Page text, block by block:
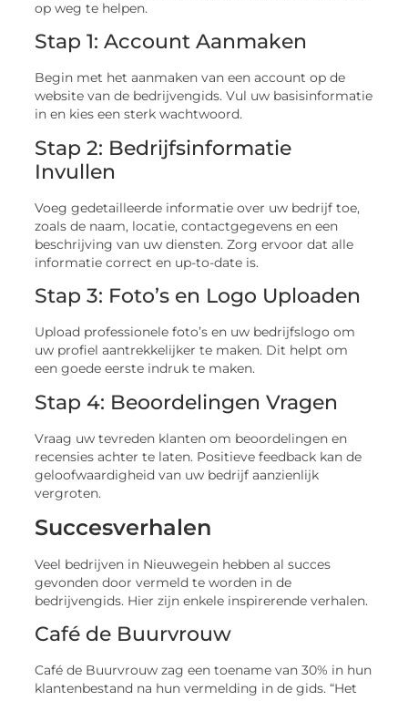
op weg te helpen.
Stap 1: Account Aanmaken
Begin met het aanmaken van een account op de
website van de bedrijvengids. Vul uw basisinformatie
in en kies een sterk wachtwoord.
Stap 2: Bedrijfsinformatie
Invullen
Voeg gedetailleerde informatie over uw bedrijf toe,
zoals de naam, locatie, contactgegevens en een
beschrijving van uw diensten. Zorg ervoor dat alle
informatie correct en up-to-date is.
Stap 3: Foto’s en Logo Uploaden
Upload professionele foto’s en uw bedrijfslogo om
uw profiel aantrekkelijker te maken. Dit helpt om
een goede eerste indruk te maken.
Stap 4: Beoordelingen Vragen
Vraag uw tevreden klanten om beoordelingen en
recensies achter te laten. Positieve feedback kan de
geloofwaardigheid van uw bedrijf aanzienlijk
vergroten.
Succesverhalen
Veel bedrijven in Nieuwegein hebben al succes
gevonden door vermeld te worden in de
bedrijvengids. Hier zijn enkele inspirerende verhalen.
Café de Buurvrouw
Café de Buurvrouw zag een toename van 30% in hun
klantenbestand na hun vermelding in de gids. “Het